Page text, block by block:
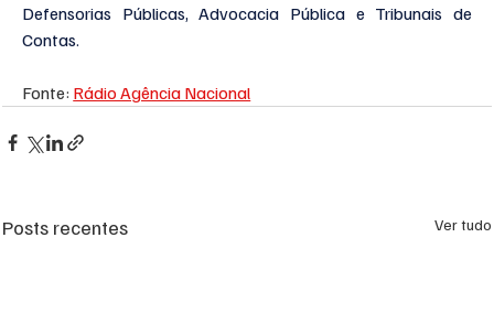
Defensorias Públicas, Advocacia Pública e Tribunais de
Contas.
Fonte: Rádio Agência Nacional
Posts recentes Ver tudo